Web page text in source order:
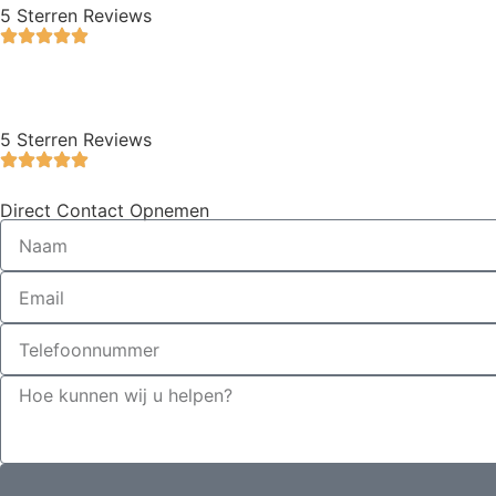
5 Sterren Reviews
5 Sterren Reviews
Direct Contact Opnemen